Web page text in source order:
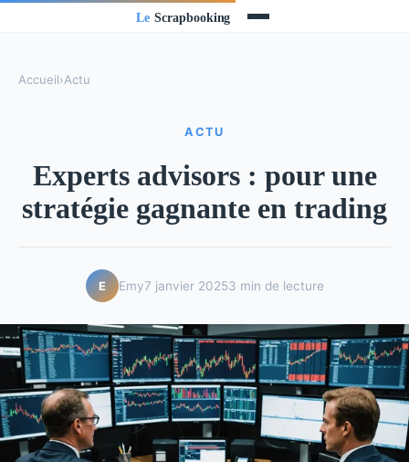
Accueil›Actu
ACTU
Experts advisors : pour une
stratégie gagnante en trading
E Emy7 janvier 20253 min de lecture